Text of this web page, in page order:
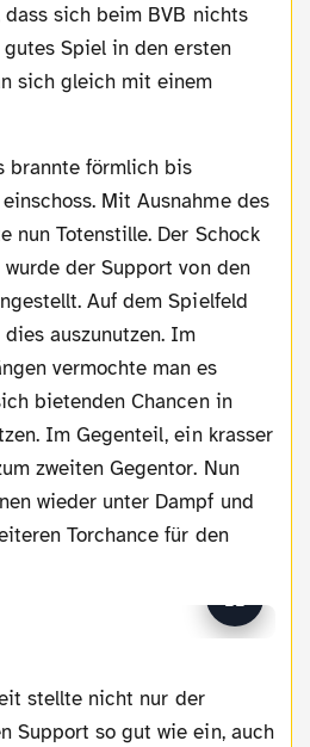
sich beim BVB nichts
Spiel in den ersten
sich gleich mit einem
einschoss. Mit Ausnahme des
nun Totenstille. Der Schock
der Support von den
Auf dem Spielfeld
auszunutzen. Im
vermochte man es
bietenden Chancen in
Im Gegenteil, ein krasser
zweiten Gegentor. Nun
wieder unter Dampf und
Torchance für den
stellte nicht nur der
Support so gut wie ein, auch